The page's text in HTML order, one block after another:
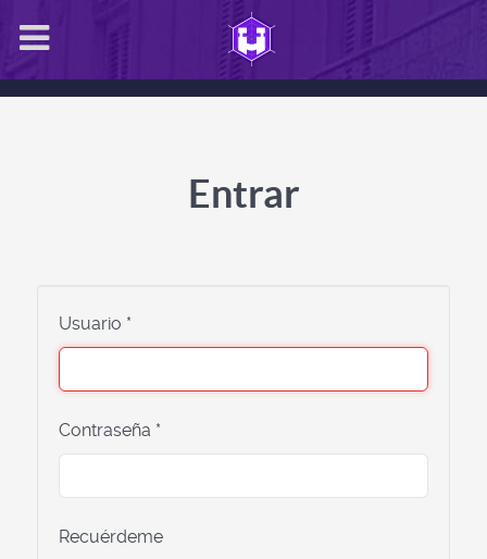
Entrar
Usuario *
Contraseña *
Recuérdeme